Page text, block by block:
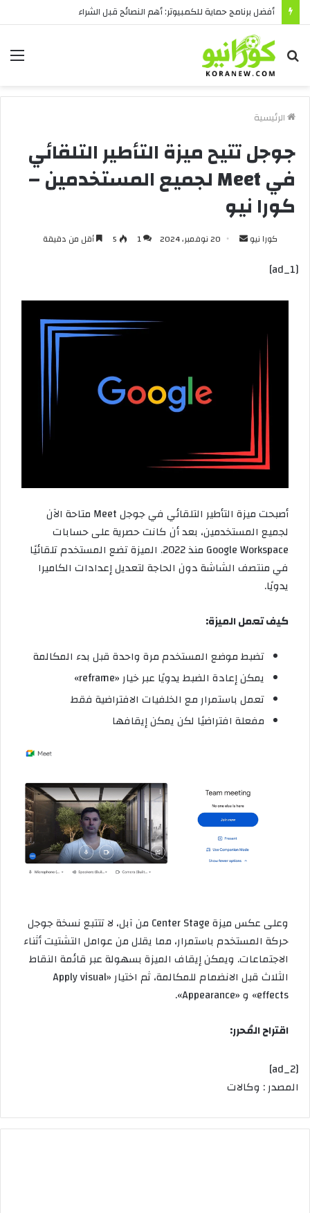
أفضل برنامج حماية للكمبيوتر: أهم النصائح قبل الشراء
بحث
عن
الرئيسية
جوجل تتيح ميزة التأطير التلقائي
في Meet لجميع المستخدمين –
كورا نيو
كورا نيو
أرسل 20 نوفمبر، 2024 1
5 أقل من دقيقة
[ad_1]
أصبحت ميزة التأطير التلقائي في جوجل Meet متاحة الآن
لجميع المستخدمين، بعد أن كانت حصرية على حسابات
Google Workspace منذ 2022. الميزة تضع المستخدم تلقائيًا
في منتصف الشاشة دون الحاجة لتعديل إعدادات الكاميرا
يدويًا.
كيف تعمل الميزة:
تضبط موضع المستخدم مرة واحدة قبل بدء المكالمة
يمكن إعادة الضبط يدويًا عبر خيار «reframe»
تعمل باستمرار مع الخلفيات الافتراضية فقط
مفعلة افتراضيًا لكن يمكن إيقافها
وعلى عكس ميزة Center Stage من آبل، لا تتتبع نسخة جوجل
حركة المستخدم باستمرار، مما يقلل من عوامل التشتيت أثناء
الاجتماعات. ويمكن إيقاف الميزة بسهولة عبر قائمة النقاط
الثلاث قبل الانضمام للمكالمة، ثم اختيار «Apply visual
effects» و «Appearance».
اقتراح المُحرر:
[ad_2]
المصدر : وكالات